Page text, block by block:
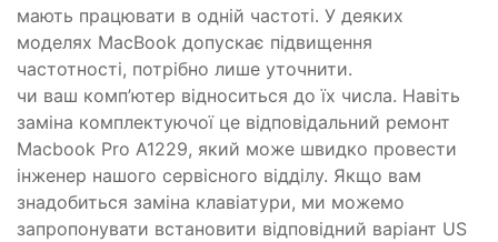
мають працювати в одній частоті. У деяких
моделях MacBook допускає підвищення
частотності, потрібно лише уточнити.
чи ваш комп’ютер відноситься до їх числа. Навіть
заміна комплектуючої це відповідальний ремонт
Macbook Pro A1229, який може швидко провести
інженер нашого сервісного відділу. Якщо вам
знадобиться заміна клавіатури, ми можемо
запропонувати встановити відповідний варіант US